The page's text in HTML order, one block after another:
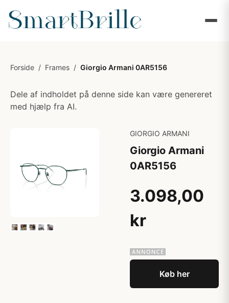
Forside / Frames / Giorgio Armani 0AR5156
Dele af indholdet på denne side kan være genereret
med hjælp fra AI.
GIORGIO ARMANI
Giorgio Armani
0AR5156
3.098,00
kr
Køb her